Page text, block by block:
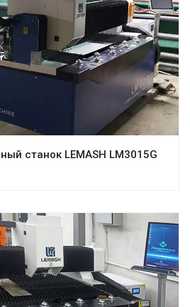
станок LEMASH LM3015G